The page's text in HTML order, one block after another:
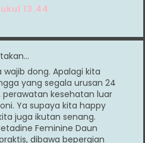
13.44
dong. Apalagi kita
yang segala urusan 24
kesehatan luar
Ya supaya kita happy
juga ikutan senang.
Feminine Daun
dibawa bepergian